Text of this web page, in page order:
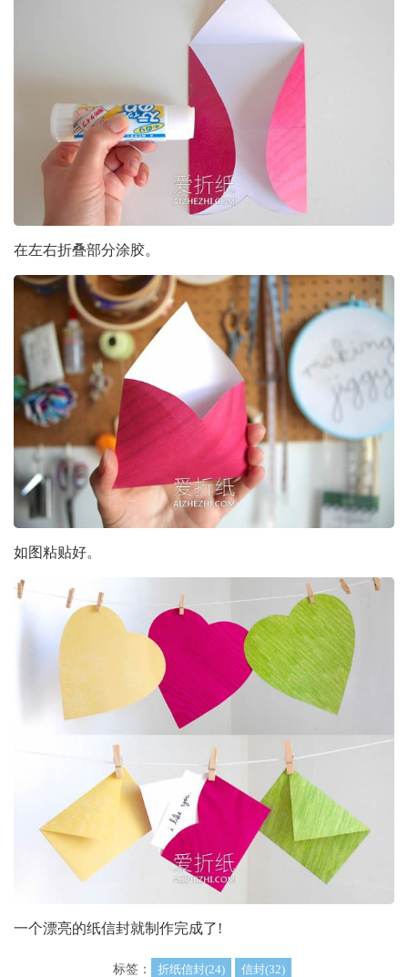
在左右折叠部分涂胶。
如图粘贴好。
一个漂亮的纸信封就制作完成了!
标签： 折纸信封(24) 信封(32)